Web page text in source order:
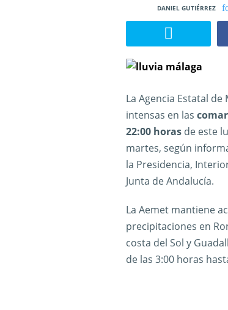
DANIEL GUTIÉRREZ
La Agencia Estatal
intensas en las
22:00 horas de este
martes, según
la Presidencia,
Junta de Andalucía.
La Aemet mantiene
precipitaciones en
costa del Sol y
de las 3:00 horas